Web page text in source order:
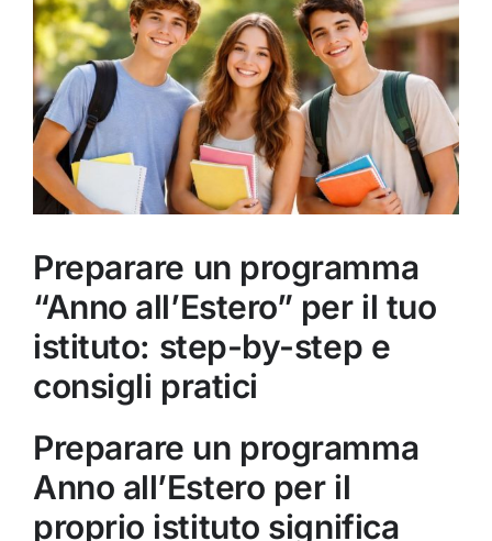
Larger
Image
Preparare un programma
“Anno all’Estero” per il tuo
istituto: step-by-step e
consigli pratici
Preparare un programma
Anno all’Estero per il
proprio istituto significa